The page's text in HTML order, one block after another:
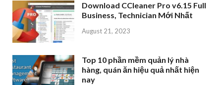
Download CCleaner Pro v6.15 Full
Business, Technician Mới Nhất
August 21, 2023
Top 10 phần mềm quản lý nhà
hàng, quán ăn hiệu quả nhất hiện
nay